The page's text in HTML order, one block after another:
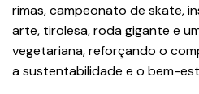
rimas, campeonato de skate,
arte, tirolesa, roda gigante e
vegetariana, reforçando o
a sustentabilidade e o bem-